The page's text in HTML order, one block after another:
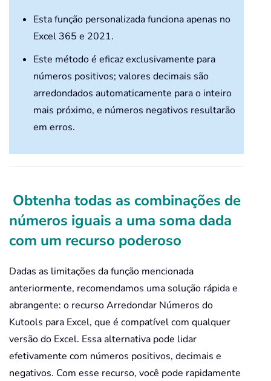
ReDim
            remainingNumbers
Next j
Erase newCombination
If (Not Not ArrTemp) <
End If
                newCombination
Next k
If (Not Not newCombination
ReDim Preserve
Else
ReDim
Preserve
        newCombination
(UBound(
Esta função personalizada funciona apenas no
Excel 365 e 2021.
Este método é eficaz exclusivamente para
números positivos; valores decimais são
arredondados automaticamente para o inteiro
mais próximo, e números negativos resultarão
em erros.
Obtenha todas as combinações de
números iguais a uma soma dada
com um recurso poderoso
Dadas as limitações da função mencionada
anteriormente, recomendamos uma solução rápida e
abrangente: o recurso Arredondar Números do
Kutools para Excel, que é compatível com qualquer
versão do Excel. Essa alternativa pode lidar
efetivamente com números positivos, decimais e
negativos. Com esse recurso, você pode rapidamente